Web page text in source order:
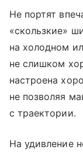
Не портят
«скользкие»
на холодном
не слишком
настроена
не позволяя
с траектории.
На удивление